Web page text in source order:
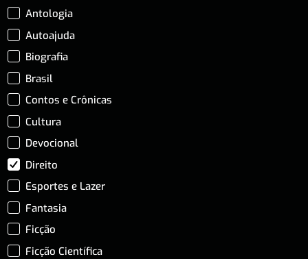
Antologia
Autoajuda
Biografia
Brasil
Contos e Crônicas
Cultura
Devocional
Direito
Esportes e Lazer
Fantasia
Ficção
Ficção Científica